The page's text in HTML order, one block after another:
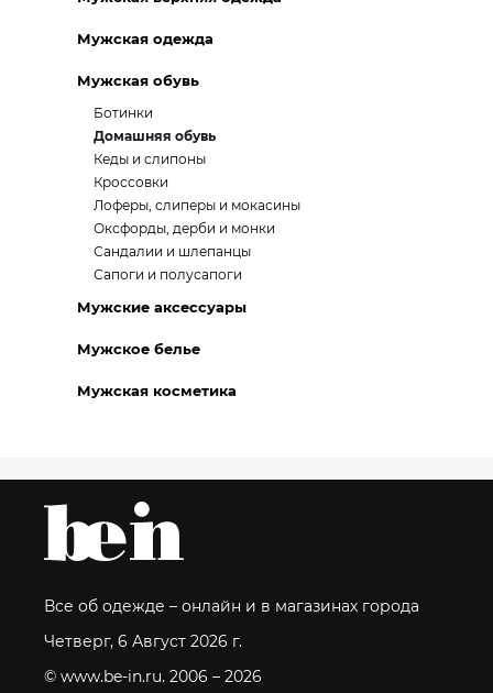
Мужская одежда
Мужская обувь
Ботинки
Домашняя обувь
Кеды и слипоны
Кроссовки
Лоферы, слиперы и мокасины
Оксфорды, дерби и монки
Сандалии и шлепанцы
Сапоги и полусапоги
Мужские аксессуары
Мужское белье
Мужская косметика
Все об одежде – онлайн и в магазинах города
Четверг, 6 Август 2026 г.
© www.be-in.ru. 2006 – 2026